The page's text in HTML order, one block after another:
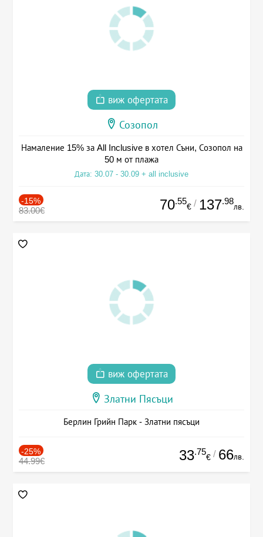
виж офертата
Созопол
Намаление 15% за All Inclusive в хотел Съни, Созопол на
50 м от плажа
Дата: 30.07 - 30.09 + all inclusive
-15%
83.00€ 70.55
€ / 137.98
лв.
виж офертата
Златни Пясъци
Берлин Грийн Парк - Златни пясъци
-25%
44.99€ 33.75
€ / 66лв.